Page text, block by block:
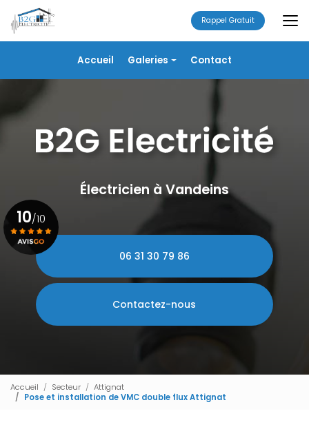
au
contenu
principal
Accueil Galeries
Chauffage/VMC
Portails
Contact
Rappel Gratuit
Électricien à Vandeins
06 31 30 79 86
Contactez-nous
10/10
Voir le certificat
Accueil Secteur
Attignat
Pose et installation de VMC double flux Attignat